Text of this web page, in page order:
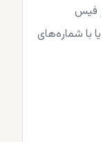
فیس
با شماره‌های